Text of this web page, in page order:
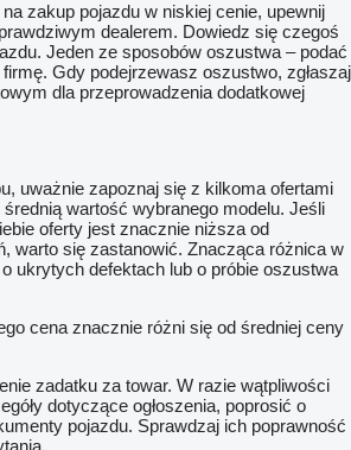
zakup pojazdu w niskiej cenie, upewnij
dealerem. Dowiedz się czegoś
Jeden ze sposobów oszustwa – podać
Gdy podejrzewasz oszustwo, zgłaszaj
dla przeprowadzenia dodatkowej
uważnie zapoznaj się z kilkoma ofertami
wartość wybranego modelu. Jeśli
oferty jest znacznie niższa od
warto się zastanowić. Znacząca różnica w
ukrytych defektach lub o próbie oszustwa
cena znacznie różni się od średniej ceny
zadatku za towar. W razie wątpliwości
dotyczące ogłoszenia, poprosić o
pojazdu. Sprawdzaj ich poprawność